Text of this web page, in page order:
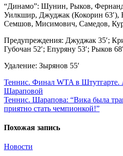
“Динамо”: Шунин, Рыков,
Уилкшир, Джуджак (Кокорин 63′),
Семшов, Мисимович, Самедов,
Предупреждения: Джуджак 35′;
Губочан 52′; Епуряну 53′; Рыков 68′
Удаление: Зырянов 55′
Навигация
по
записям
Теннис. Финал WTA в Штутгарте.
Шараповой
Теннис. Шарапова: “Вика была
приятно стать чемпионкой!”
Похожая запись
Новости